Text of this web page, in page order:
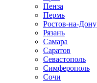
Пенза
Пермь
Ростов-на-Дону
Рязань
Самара
Саратов
Севастополь
Симферополь
Сочи